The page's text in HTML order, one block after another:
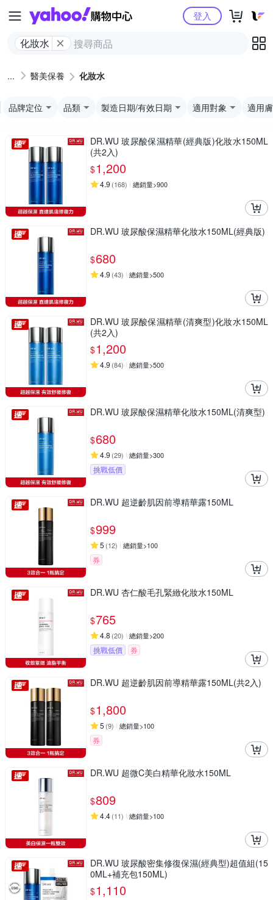
Yahoo購物中心
化妝水
登入
醫美保養 化妝水
品牌定位 品類 製造日期/有效日期 適用對象 適用
DR.WU 玻尿酸保濕精華(經典版)化妝水150ML
(共2入)
$1,200
4.9 (168) 總銷量>900
DR.WU 玻尿酸保濕精華化妝水150ML(經典版)
$680
4.9 (43) 總銷量>500
DR.WU 玻尿酸保濕精華(清爽型)化妝水150ML
(共2入)
$1,200
4.9 (84) 總銷量>500
DR.WU 玻尿酸保濕精華化妝水150ML(清爽型)
$680
4.9 (29) 總銷量>300
挑戰低價
DR.WU 超逆齡肌因前導精華露150ML
$999
5 (12) 總銷量>100
券
DR.WU 杏仁酸毛孔緊緻化妝水150ML
$765
4.8 (20) 總銷量>200
挑戰低價 券
DR.WU 超逆齡肌因前導精華露150ML(共2入)
$1,800
5 (9) 總銷量>100
券
DR.WU 超微C美白精華化妝水150ML
$809
4.4(11) 總銷量>100
DR.WU 玻尿酸密集修復保濕(經典型)超值組(15
0ML+補充包150ML)
$1,110